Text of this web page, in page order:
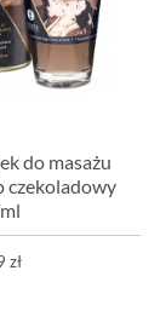
do masażu
czekoladowy
zł